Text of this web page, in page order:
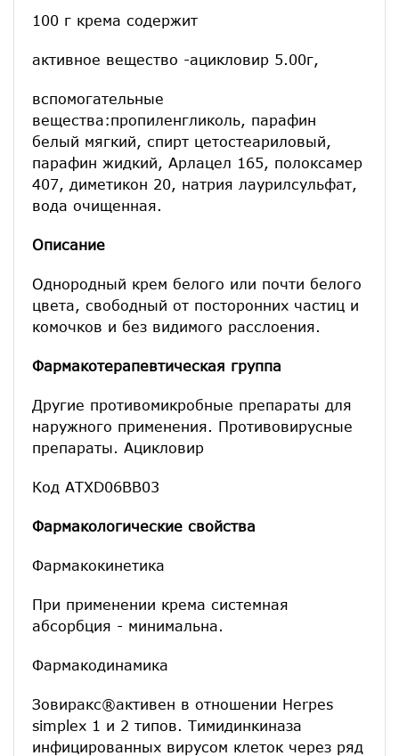
100 г крема содержит
активное вещество -ацикловир 5.00г,
вспомогательные
вещества:пропиленгликоль, парафин
белый мягкий, спирт цетостеариловый,
парафин жидкий, Арлацел 165, полоксамер
407, диметикон 20, натрия лаурилсульфат,
вода очищенная.
Описание
Однородный крем белого или почти белого
цвета, свободный от посторонних частиц и
комочков и без видимого расслоения.
Фармакотерапевтическая группа
Другие противомикробные препараты для
наружного применения. Противовирусные
препараты. Ацикловир
Код АТХD06BB03
Фармакологические свойства
Фармакокинетика
При применении крема системная
абсорбция - минимальна.
Фармакодинамика
Зовиракс®активен в отношении Herpes
simplex 1 и 2 типов. Тимидинкиназа
инфицированных вирусом клеток через ряд